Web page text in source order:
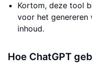
Kortom, deze tool
voor het genereren
inhoud.
Hoe ChatGPT